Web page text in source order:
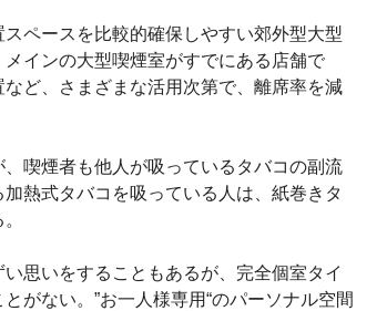
ペースを比較的確保しやすい郊外型大型
インの大型喫煙室がすでにある店舗で
ど、さまざまな活用次第で、離席率を減
喫煙者も他人が吸っているタバコの副流
熱式タバコを吸っている人は、紙巻きタ
思いをすることもあるが、完全個室タイ
がない。”お一人様専用“のパーソナル空間